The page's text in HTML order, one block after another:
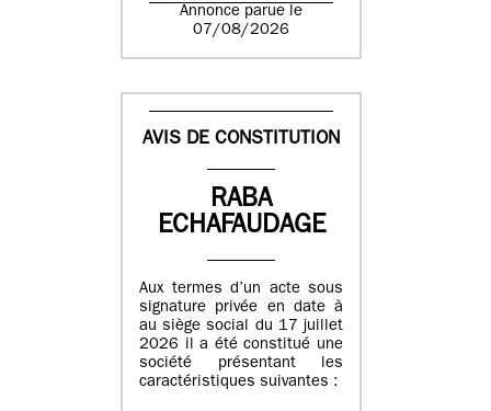
Annonce parue le
07/08/2026
AVIS DE CONSTITUTION
RABA
ECHAFAUDAGE
Aux termes d’un acte sous
signature privée en date à
au siège social du 17 juillet
2026 il a été constitué une
société présentant les
caractéristiques suivantes :